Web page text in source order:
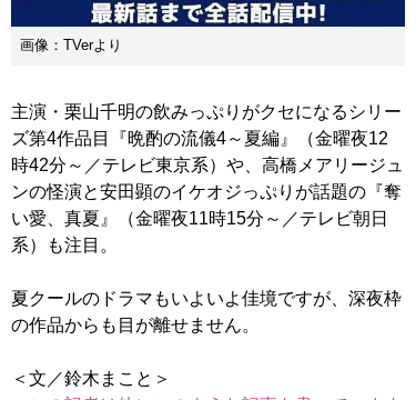
画像：TVerより
主演・栗山千明の飲みっぷりがクセになるシリー
ズ第4作品目『晩酌の流儀4～夏編』（金曜夜12
時42分～／テレビ東京系）や、高橋メアリージュ
ンの怪演と安田顕のイケオジっぷりが話題の『奪
い愛、真夏』（金曜夜11時15分～／テレビ朝日
系）も注目。
夏クールのドラマもいよいよ佳境ですが、深夜枠
の作品からも目が離せません。